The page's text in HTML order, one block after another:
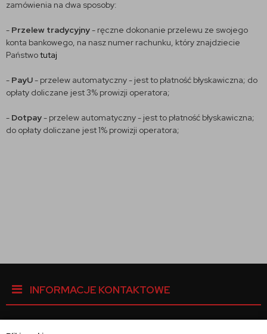
zamówienia na dwa sposoby:
- Przelew tradycyjny- ręczne dokonanie przelewu ze swojego
konta bankowego, na nasz numer rachunku, który znajdziecie
Państwotutaj
- PayU- przelew automatyczny - jest to płatność błyskawiczna; do
opłaty doliczane jest 3% prowizji operatora;
- Dotpay- przelew automatyczny - jest to płatność błyskawiczna;
do opłaty doliczane jest 1% prowizji operatora;
INFORMACJE KONTAKTOWE